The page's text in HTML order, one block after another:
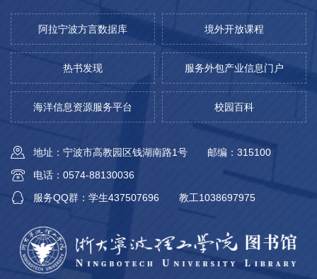
阿拉宁波方言数据库 境外开放课程
热书发现 服务外包产业信息门户
海洋信息资源服务平台 校园百科
地址：宁波市高教园区钱湖南路1号
邮编：315100
电话：0574-88130036
服务QQ群：学生437507696
教工1038697975